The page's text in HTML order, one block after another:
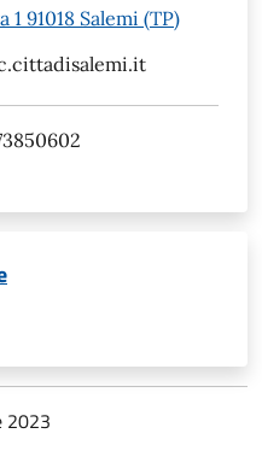
91018 Salemi (TP)
2023